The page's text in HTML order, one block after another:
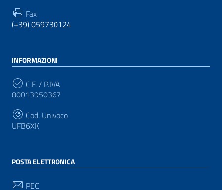
Fax
(+39) 059730124
INFORMAZIONI
C.F. / P.IVA
80013950367
Cod. Univoco
UFB6XK
POSTA ELETTRONICA
PEC